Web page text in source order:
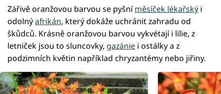
Zářivě oranžovou barvou se pyšníměsíček lékařský i
odolnýafrikán, který dokáže uchránit zahradu od
škůdců. Krásně oranžovou barvou vykvétají i lilie, z
letniček jsou to sluncovky, gazánie i ostálky a z
podzimních květin například chryzantémy nebo jiřiny.